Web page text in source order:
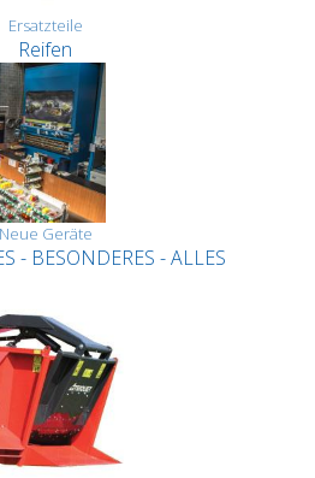
Ersatzteile
Reifen
Neue Geräte
- BESONDERES - ALLES